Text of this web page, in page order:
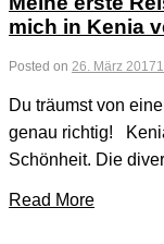
mich in Kenia
Posted on 26. März 2017
Du träumst von
genau richtig!
Schönheit. Die
Read More